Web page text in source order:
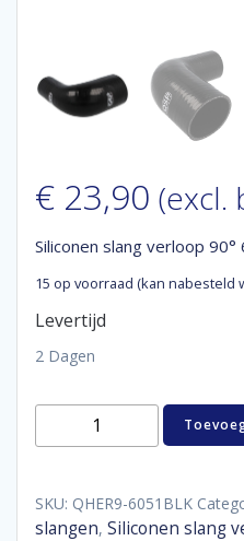
€ 23,90 (excl.
Siliconen slang verloop 90°
15 op voorraad (kan nabesteld
Levertijd
2 Dagen
Siliconen
60
-
SKU: QHER9-6051BLK
slangen, Siliconen slang